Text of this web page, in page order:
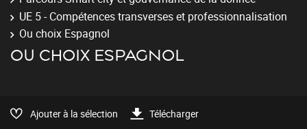
UE 5 - Compétences transverses et professionnalisation
Ou choix Espagnol
OU CHOIX ESPAGNOL
Ajouter à la sélection Télécharger